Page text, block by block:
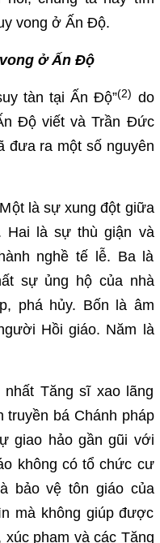
vong ở Ấn Độ.
ở Ấn Độ
tàn tại Ấn Độ”(2) do
Độ viết và Trần Đức
đưa ra một số nguyên
là sự xung đột giữa
Hai là sự thù giận và
nghề tế lễ. Ba là
sự ủng hộ của nhà
phá hủy. Bốn là âm
Hồi giáo. Năm là
Tăng sĩ xao lãng
bá Chánh pháp
giao hảo gần gũi với
không có tổ chức cư
bảo vệ tôn giáo của
mà không giúp được
phạm và các Tăng